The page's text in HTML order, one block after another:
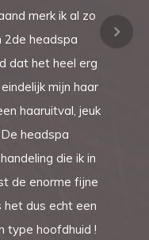
merk ik al zo
2de headspa
dat het heel erg
mijn haar
haaruitval, jeuk
headspa
die ik in
de enorme fijne
dus echt een
type hoofdhuid !